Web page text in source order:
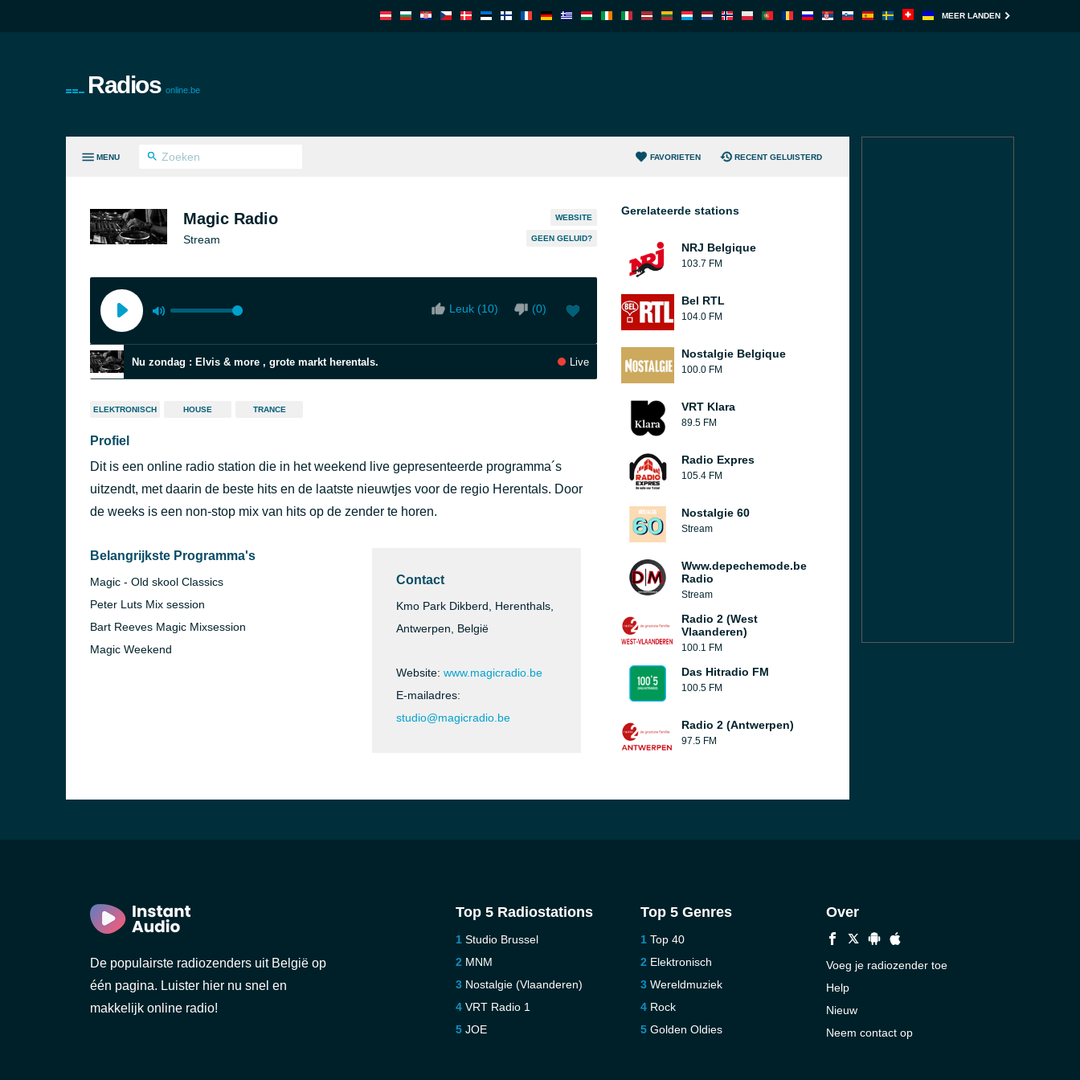
MEER LANDEN
Radios online.be
MENU FAVORIETEN RECENT GELUISTERD
Magic Radio
Stream
WEBSITE
GEEN GELUID?
Leuk (10) (0)
Nu zondag : Elvis & more , grote markt herentals. Live
ELEKTRONISCH HOUSE TRANCE
Profiel
Dit is een online radio station die in het weekend live gepresenteerde programma´s
uitzendt, met daarin de beste hits en de laatste nieuwtjes voor de regio Herentals. Door
de weeks is een non-stop mix van hits op de zender te horen.
Belangrijkste Programma's
Magic - Old skool Classics
Peter Luts Mix session
Bart Reeves Magic Mixsession
Magic Weekend
Contact
Kmo Park Dikberd, Herenthals,
Antwerpen, België
Website: www.magicradio.be
E-mailadres:
studio@magicradio.be
Gerelateerde stations
NRJ Belgique
103.7 FM
Bel RTL
104.0 FM
Nostalgie Belgique
100.0 FM
VRT Klara
89.5 FM
Radio Expres
105.4 FM
Nostalgie 60
Stream
Www.depechemode.be
Radio
Stream
Radio 2 (West
Vlaanderen)
100.1 FM
Das Hitradio FM
100.5 FM
Radio 2 (Antwerpen)
97.5 FM
De populairste radiozenders uit België op
één pagina. Luister hier nu snel en
makkelijk online radio!
Top 5 Radiostations
Studio Brussel
MNM
Nostalgie (Vlaanderen)
VRT Radio 1
JOE
Top 5 Genres
Top 40
Elektronisch
Wereldmuziek
Rock
Golden Oldies
Over
Voeg je radiozender toe
Help
Nieuw
Neem contact op